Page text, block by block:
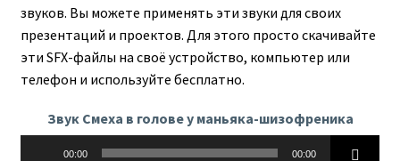
звуков. Вы можете применять эти звуки для своих
презентаций и проектов. Для этого просто скачивайте
эти SFX-файлы на своё устройство, компьютер или
телефон и используйте бесплатно.
Звук Смеха в голове у маньяка-шизофреника
00:00 00:00